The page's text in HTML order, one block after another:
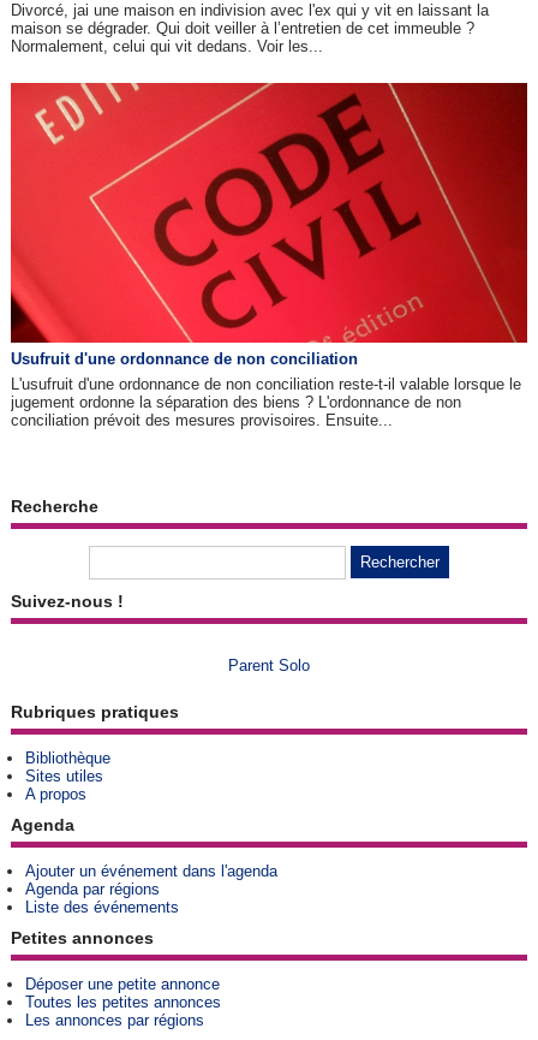
Divorcé, jai une maison en indivision avec l'ex qui y vit en laissant la
maison se dégrader. Qui doit veiller à l’entretien de cet immeuble ?
Normalement, celui qui vit dedans. Voir les...
Usufruit d'une ordonnance de non conciliation
L'usufruit d'une ordonnance de non conciliation reste-t-il valable lorsque le
jugement ordonne la séparation des biens ? L'ordonnance de non
conciliation prévoit des mesures provisoires. Ensuite...
Recherche
Suivez-nous !
Parent Solo
Rubriques pratiques
Bibliothèque
Sites utiles
A propos
Agenda
Ajouter un événement dans l'agenda
Agenda par régions
Liste des événements
Petites annonces
Déposer une petite annonce
Toutes les petites annonces
Les annonces par régions